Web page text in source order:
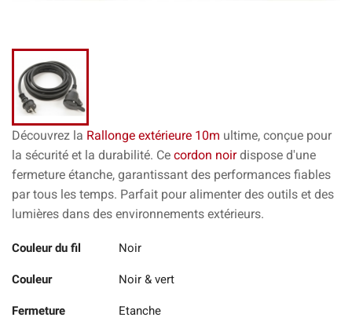
Découvrez la Rallonge extérieure 10m ultime, conçue pour
la sécurité et la durabilité. Ce cordon noirdispose d'une
fermeture étanche, garantissant des performances fiables
par tous les temps. Parfait pour alimenter des outils et des
lumières dans des environnements extérieurs.
Couleur du fil Noir
Couleur Noir & vert
Fermeture Etanche